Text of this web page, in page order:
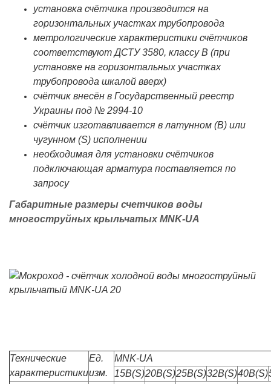
установка счётчика производится на
горизонтальных участках трубопровода
метрологические характеристики счётчиков
соответствуют ДСТУ 3580, классу В (при
установке на горизонтальных участках
трубопровода шкалой вверх)
счётчик внесён в Государственный реестр
Украины под № 2994-10
счётчик изготавливается в латунном (B) или
чугунном (S) исполнении
необходимая для установки счётчиков
подключающая арматура поставляется по
запросу
Габаритные размеры счетчиков воды
многоструйных крыльчатых MNK-UA
Технические
характеристики
Ед.
изм.
MNK-UA
15B(S)20B(S)25B(S)32B(S)40B(S)